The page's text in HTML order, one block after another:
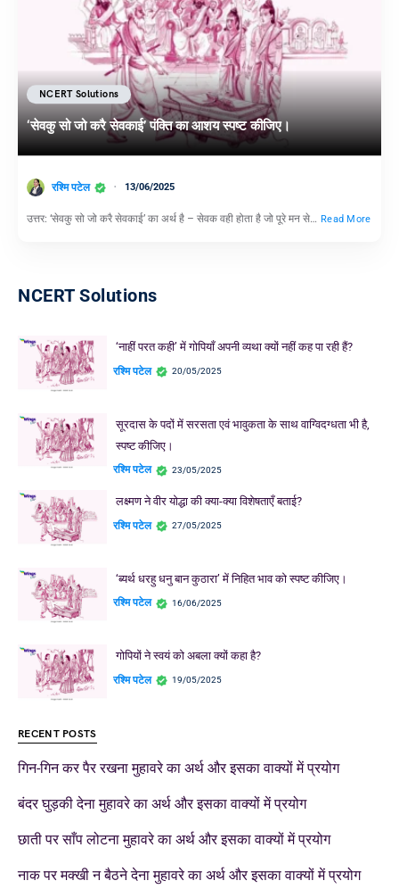
NCERT Solutions
‘सेवकु सो जो करै सेवकाई’ पंक्ति का आशय स्पष्ट कीजिए।
रश्मि पटेल 13/06/2025
उत्तर: ‘सेवकु सो जो करै सेवकाई’ का अर्थ है – सेवक वही होता है जो पूरे मन से… Read More
NCERT Solutions
‘नाहीं परत कही’ में गोपियाँ अपनी व्यथा क्यों नहीं कह पा रही हैं?
रश्मि पटेल 20/05/2025
सूरदास के पदों में सरसता एवं भावुकता के साथ वाग्विदग्धता भी है,
स्पष्ट कीजिए।
रश्मि पटेल 23/05/2025
लक्ष्मण ने वीर योद्धा की क्या-क्या विशेषताएँ बताई?
रश्मि पटेल 27/05/2025
‘ब्यर्थ धरहु धनु बान कुठारा’ में निहित भाव को स्पष्ट कीजिए।
रश्मि पटेल 16/06/2025
गोपियों ने स्वयं को अबला क्यों कहा है?
रश्मि पटेल 19/05/2025
RECENT POSTS
गिन-गिन कर पैर रखना मुहावरे का अर्थ और इसका वाक्यों में प्रयोग
बंदर घुड़की देना मुहावरे का अर्थ और इसका वाक्यों में प्रयोग
छाती पर साँप लोटना मुहावरे का अर्थ और इसका वाक्यों में प्रयोग
नाक पर मक्खी न बैठने देना मुहावरे का अर्थ और इसका वाक्यों में प्रयोग